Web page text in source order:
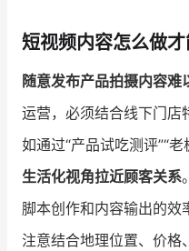
短视频内容怎么做才
随意发布产品拍摄内容难
运营，必须结合线下门店
如通过“产品试吃测评”“老
生活化视角拉近顾客关系
脚本创作和内容输出的效
注意结合地理位置、价格